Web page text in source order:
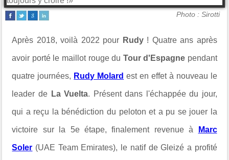
Photo : Sirotti
Après 2018, voilà 2022 pour Rudy! Quatre ans après
avoir porté le maillot rouge du Tour d'Espagne pendant
quatre journées, Rudy Molard est en effet à nouveau le
leader de La Vuelta. Présent dans l'échappée du jour,
qui a reçu la bénédiction du peloton et a pu se jouer la
victoire sur la 5e étape, finalement revenue à Marc
Soler (UAE Team Emirates), le natif de Gleizé a profité